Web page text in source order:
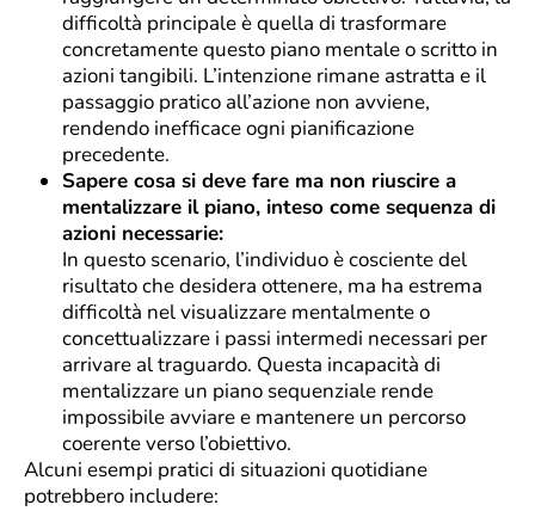
difficoltà principale è quella di trasformare
concretamente questo piano mentale o scritto in
azioni tangibili. L’intenzione rimane astratta e il
passaggio pratico all’azione non avviene,
rendendo inefficace ogni pianificazione
precedente.
Sapere cosa si deve fare ma non riuscire a
mentalizzare il piano, inteso come sequenza di
azioni necessarie:
In questo scenario, l’individuo è cosciente del
risultato che desidera ottenere, ma ha estrema
difficoltà nel visualizzare mentalmente o
concettualizzare i passi intermedi necessari per
arrivare al traguardo. Questa incapacità di
mentalizzare un piano sequenziale rende
impossibile avviare e mantenere un percorso
coerente verso l’obiettivo.
Alcuni esempi pratici di situazioni quotidiane
potrebbero includere: